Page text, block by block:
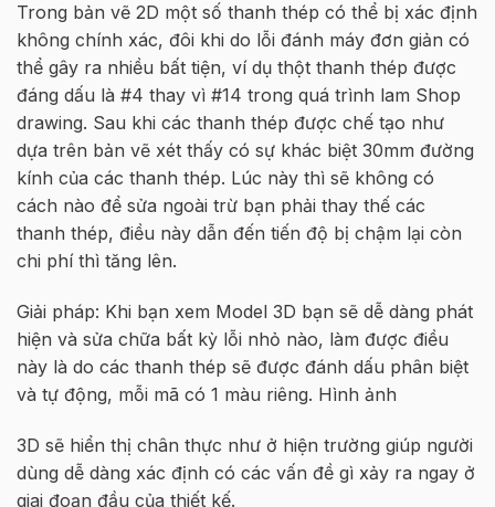
Trong bản vẽ 2D một số thanh thép có thể bị xác định
không chính xác, đôi khi do lỗi đánh máy đơn giản có
thể gây ra nhiều bất tiện, ví dụ thột thanh thép được
đáng dấu là #4 thay vì #14 trong quá trình lam Shop
drawing. Sau khi các thanh thép được chế tạo như
dựa trên bản vẽ xét thấy có sự khác biệt 30mm đường
kính của các thanh thép. Lúc này thì sẽ không có
cách nào để sửa ngoài trừ bạn phải thay thế các
thanh thép, điều này dẫn đến tiến độ bị chậm lại còn
chi phí thì tăng lên.
Giải pháp: Khi bạn xem Model 3D bạn sẽ dễ dàng phát
hiện và sửa chữa bất kỳ lỗi nhỏ nào, làm được điều
này là do các thanh thép sẽ được đánh dấu phân biệt
và tự động, mỗi mã có 1 màu riêng. Hình ảnh
3D sẽ hiển thị chân thực như ở hiện trường giúp người
dùng dễ dàng xác định có các vấn đề gì xảy ra ngay ở
giai đoạn đầu của thiết kế.